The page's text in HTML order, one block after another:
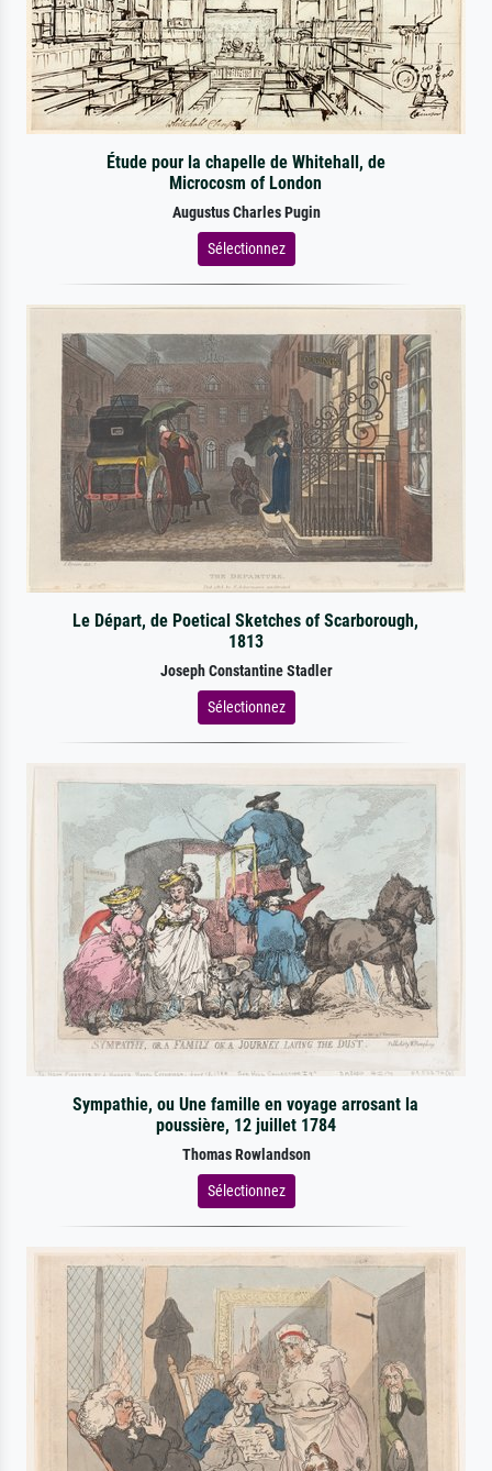
Étude pour la chapelle de Whitehall, de
Microcosm of London
Augustus Charles Pugin
Sélectionnez
Le Départ, de Poetical Sketches of Scarborough,
1813
Joseph Constantine Stadler
Sélectionnez
Sympathie, ou Une famille en voyage arrosant la
poussière, 12 juillet 1784
Thomas Rowlandson
Sélectionnez